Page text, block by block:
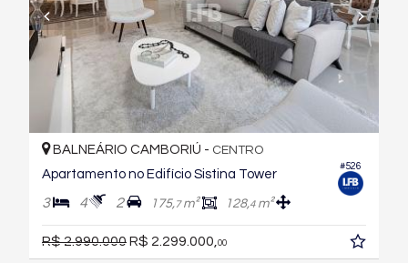
#526
BALNEÁRIO CAMBORIÚ - CENTRO
Apartamento no Edifício Sistina Tower
3 4 2 175,7m² 128,4m²
R$ 2.990.000R$ 2.299.000, 00